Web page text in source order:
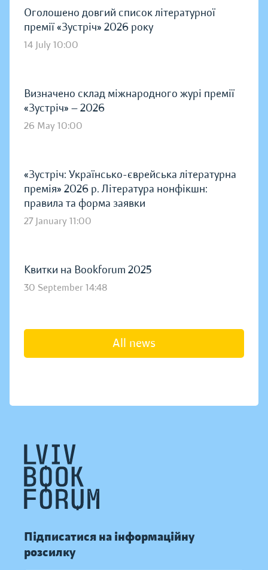
Оголошено довгий список літературної
премії «Зустріч» 2026 року
14 July 10:00
Визначено склад міжнародного журі премії
«Зустріч» — 2026
26 May 10:00
«Зустріч: Українсько-єврейська літературна
премія» 2026 р. Література нонфікшн:
правила та форма заявки
27 January 11:00
Квитки на Bookforum 2025
30 September 14:48
All news
Підписатися на інформаційну
розсилку